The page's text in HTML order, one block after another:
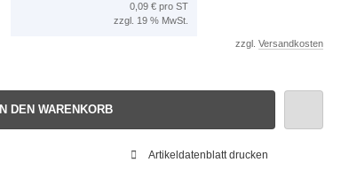
0,09 € pro ST
zzgl. 19 % MwSt.
zzgl. Versandkosten
IN DEN WARENKORB
Artikeldatenblatt drucken